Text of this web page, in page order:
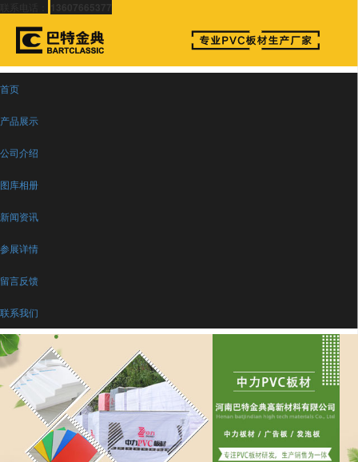
首页
产品展示
公司介绍
图库相册
新闻资讯
参展详情
留言反馈
联系我们